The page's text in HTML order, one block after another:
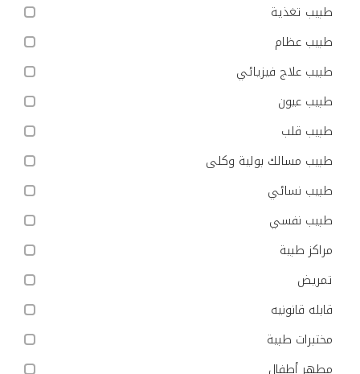
طبيب تغذية
طبيب عظام
طبيب علاج فيزيائي
طبيب عيون
طبيب قلب
طبيب مسالك بولية وكلى
طبيب نسائي
طبيب نفسي
مراكز طبية
تمريض
قابله قانونيه
مختبرات طبية
مطهر أطفال